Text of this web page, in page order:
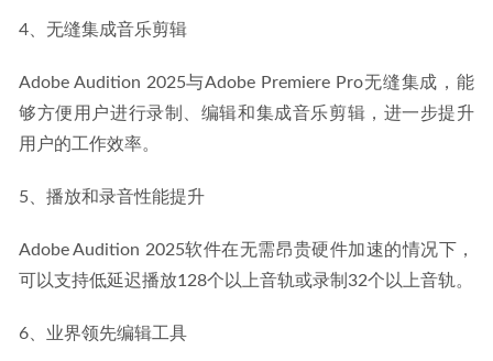
4、无缝集成音乐剪辑
Adobe Audition 2025与Adobe Premiere Pro无缝集成，能
够方便用户进行录制、编辑和集成音乐剪辑，进一步提升
用户的工作效率。
5、播放和录音性能提升
Adobe Audition 2025软件在无需昂贵硬件加速的情况下，
可以支持低延迟播放128个以上音轨或录制32个以上音轨。
6、业界领先编辑工具